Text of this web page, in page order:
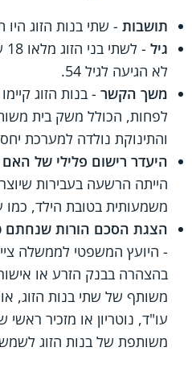
תושבות - שתי בנות הזוג
גיל
לא הגיעה לגיל 54.
משך הקשר - בנות הזוג
לפחות, הכולל משק בית
והתינוקת נולדה למערכת
היעדר רישום פלילי של האם
הייתה הרשעה בעבירות
משמעותית בטובת הילד, כמו
הצגת הסכם הורות שנחתם
- היועץ המשפטי לממשלה
בהצהרה בבנק הזרע או
משותף של שתי בנות הזוג,
עו"ד, נוטריון או מזכיר
משותפת של בנות הזוג